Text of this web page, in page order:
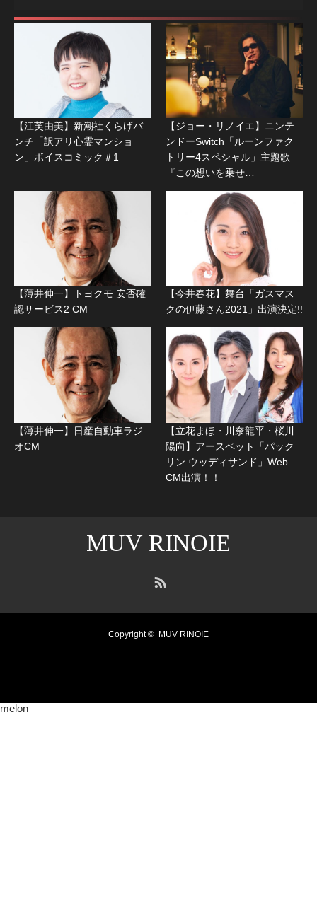
【江芙由美】新潮社くらげバ
ンチ「訳アリ心霊マンショ
ン」ボイスコミック＃1
【ジョー・リノイエ】ニンテ
ンドーSwitch「ルーンファク
トリー4スペシャル」主題歌
『この想いを乗せ…
【薄井伸一】トヨクモ 安否確
認サービス2 CM
【今井春花】舞台「ガスマス
クの伊藤さん2021」出演決定!!
【薄井伸一】日産自動車ラジ
オCM
【立花まほ・川奈龍平・桜川
陽向】アースペット「パック
リン ウッディサンド」Web
CM出演！！
MUV RINOIE
Copyright © MUV RINOIE
melon